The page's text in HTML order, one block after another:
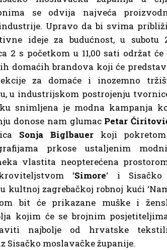
se odvija najveća
Upravo da bi svima
ideje za budućnost, u subotu
2 s početkom u 11,00 sati održat će
domaćih brandova koji će
za domaće i inozemno
u industrijskom postrojenju
snimljena je modna kampanja
donose nam glumac Petar
Sonja Biglbauerkoji
prkose ustaljenim
vlastita neopterećena
‘Simore‘ i
kultnoj zagrebačkoj robnoj kući
bit će prikazane muške i
kojim će se brojnim
najbolje od hrvatske
Sisačko moslavačke županije.